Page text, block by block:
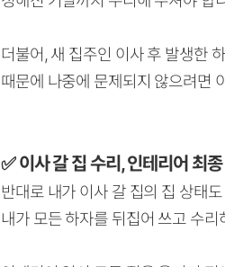
더불어, 새 집주인 이사 후 발생한
때문에 나중에 문제되지 않으려면
✅ 이사 갈 집 수리, 인테리어 최
반대로 내가 이사 갈 집의 집 상태
내가 모든 하자를 뒤집어 쓰고 수리